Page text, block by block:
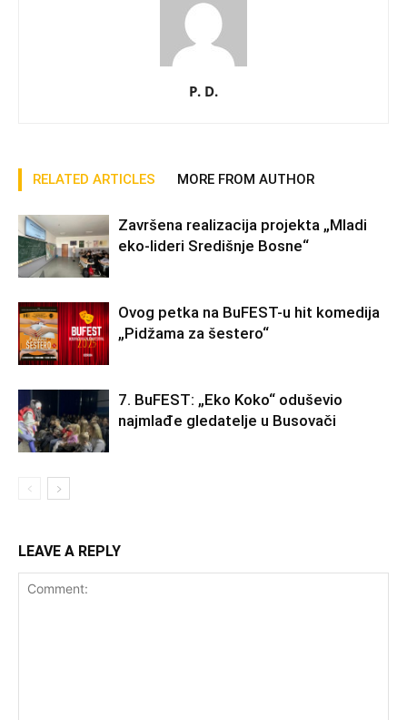
P. D.
RELATED ARTICLES MORE FROM AUTHOR
Završena realizacija projekta „Mladi
eko-lideri Središnje Bosne“
Ovog petka na BuFEST-u hit komedija
„Pidžama za šestero“
7. BuFEST: „Eko Koko“ oduševio
najmlađe gledatelje u Busovači
LEAVE A REPLY